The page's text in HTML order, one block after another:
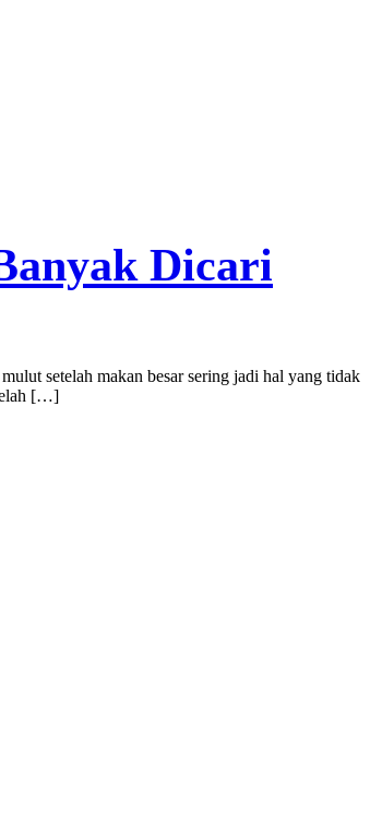
Dicari
setelah makan besar sering jadi hal yang tidak
[…]